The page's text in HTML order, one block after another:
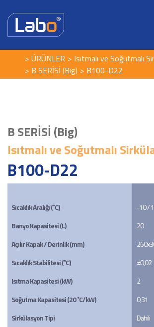
ÜRÜNLER
Isıtmalı ve Soğutmalı
B SERİSİ (Big)
B100-D22
B SERİSİ (Big)
Isıtmalı ve Soğutmalı
B100-D22
Sıcaklık Aralığı (˚C)
Banyo Kapasitesi (L)
Açılır Kapak / Derinlik (mm)
Sıcaklık Stabilitesi (˚C)
Isıtma Kapasitesi (kW)
Soğutma Kapasitesi (20 ˚C/kW)
Sirkülasyon Tipi
-10 /
20
±0,02
2
0,31
Dahili